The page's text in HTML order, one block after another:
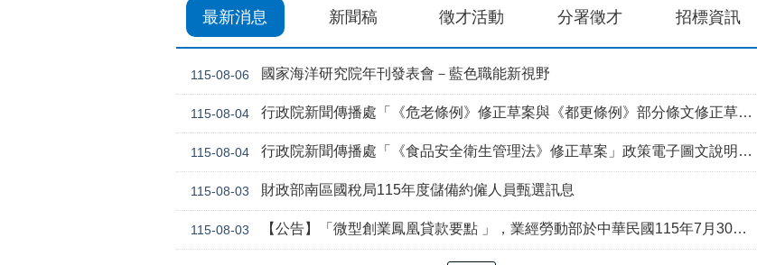
最新消息 新聞稿 徵才活動 分署徵才 招標資訊
115-08-06 國家海洋研究院年刊發表會－藍色職能新視野
115-08-04 行政院新聞傳播處「《危老條例》修正草案與《都更條例》部分條文修正草案」政策電子圖文說明資料
115-08-04 行政院新聞傳播處「《食品安全衛生管理法》修正草案」政策電子圖文說明資料
115-08-03 財政部南區國稅局115年度儲備約僱人員甄選訊息
115-08-03 【公告】「微型創業鳳凰貸款要點 」，業經勞動部於中華民國115年7月30日以勞動發創字第1150509757號令修正發布，並自115年8月1日生效。